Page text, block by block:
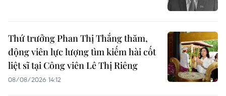
Thứ trưởng Phan Thị Thắng thăm,
động viên lực lượng tìm kiếm hài cốt
liệt sĩ tại Công viên Lê Thị Riêng
08/08/2026 14:12